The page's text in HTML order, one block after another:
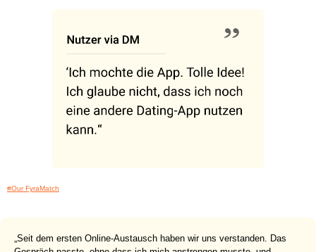
#Our FyraMatch
„Seit dem ersten Online-Austausch haben wir uns verstanden. Das